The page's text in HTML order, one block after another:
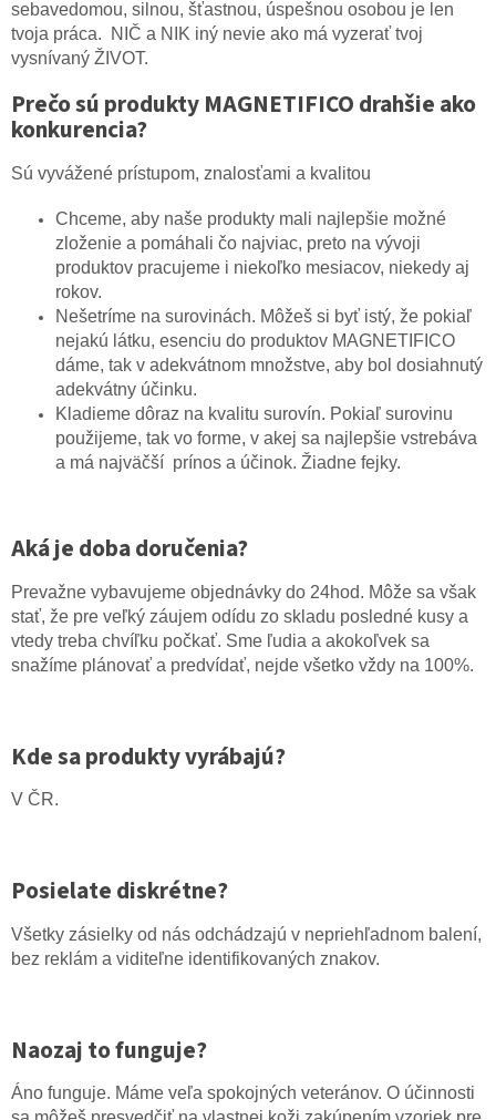
sebavedomou, silnou, šťastnou, úspešnou osobou je len
tvoja práca. NIČ a NIK iný nevie ako má vyzerať tvoj
vysnívaný ŽIVOT.
Prečo sú produkty MAGNETIFICO drahšie ako
konkurencia?
Sú vyvážené prístupom, znalosťami a kvalitou
Chceme, aby naše produkty mali najlepšie možné
zloženie a pomáhali čo najviac, preto na vývoji
produktov pracujeme i niekoľko mesiacov, niekedy aj
rokov.
Nešetríme na surovinách. Môžeš si byť istý, že pokiaľ
nejakú látku, esenciu do produktov MAGNETIFICO
dáme, tak v adekvátnom množstve, aby bol dosiahnutý
adekvátny účinku.
Kladieme dôraz na kvalitu surovín. Pokiaľ surovinu
použijeme, tak vo forme, v akej sa najlepšie vstrebáva
a má najväčší prínos a účinok. Žiadne fejky.
Aká je doba doručenia?
Prevažne vybavujeme objednávky do 24hod. Môže sa však
stať, že pre veľký záujem odídu zo skladu posledné kusy a
vtedy treba chvíľku počkať. Sme ľudia a akokoľvek sa
snažíme plánovať a predvídať, nejde všetko vždy na 100%.
Kde sa produkty vyrábajú?
V ČR.
Posielate diskrétne?
Všetky zásielky od nás odchádzajú v nepriehľadnom balení,
bez reklám a viditeľne identifikovaných znakov.
Naozaj to funguje?
Áno funguje. Máme veľa spokojných veteránov. O účinnosti